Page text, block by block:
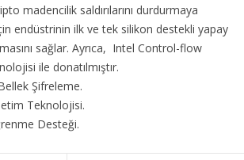
madencilik saldırılarını durdurmaya
endüstrinin ilk ve tek silikon destekli yapay
sağlar. Ayrıca, Intel Control-flow
ile donatılmıştır.
Şifreleme.
Teknolojisi.
Desteği.